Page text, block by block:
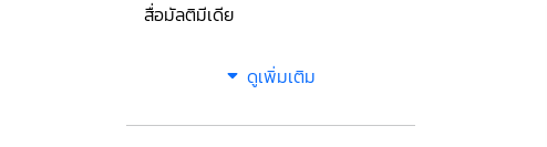
สื่อมัลติมีเดีย
ดูเพิ่มเติม